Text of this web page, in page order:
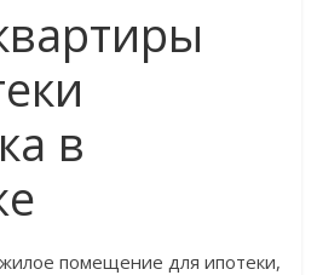
в
помещение для ипотеки,